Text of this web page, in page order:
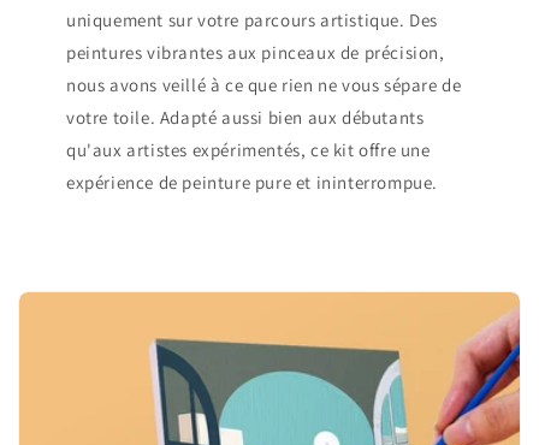
uniquement sur votre parcours artistique. Des
peintures vibrantes aux pinceaux de précision,
nous avons veillé à ce que rien ne vous sépare de
votre toile. Adapté aussi bien aux débutants
qu'aux artistes expérimentés, ce kit offre une
expérience de peinture pure et ininterrompue.